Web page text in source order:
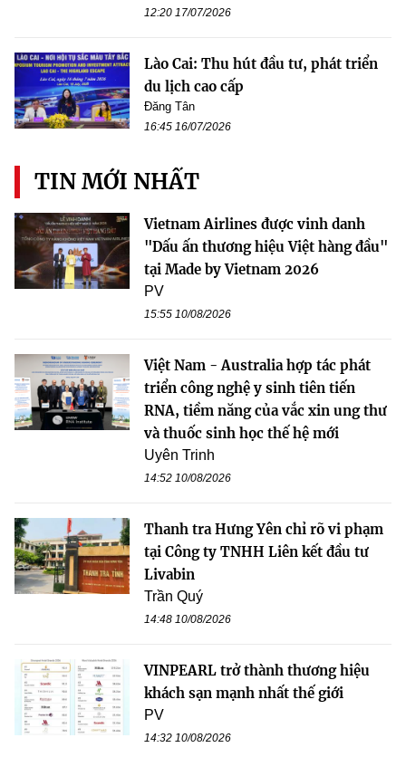
12:20 17/07/2026
Lào Cai: Thu hút đầu tư, phát triển
du lịch cao cấp
Đăng Tân
16:45 16/07/2026
TIN MỚI NHẤT
Vietnam Airlines được vinh danh
"Dấu ấn thương hiệu Việt hàng đầu"
tại Made by Vietnam 2026
PV
15:55 10/08/2026
Việt Nam - Australia hợp tác phát
triển công nghệ y sinh tiên tiến
RNA, tiềm năng của vắc xin ung thư
và thuốc sinh học thế hệ mới
Uyên Trinh
14:52 10/08/2026
Thanh tra Hưng Yên chỉ rõ vi phạm
tại Công ty TNHH Liên kết đầu tư
Livabin
Trần Quý
14:48 10/08/2026
VINPEARL trở thành thương hiệu
khách sạn mạnh nhất thế giới
PV
14:32 10/08/2026